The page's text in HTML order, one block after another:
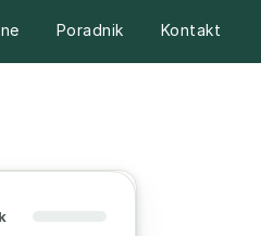
Poradnik Kontakt